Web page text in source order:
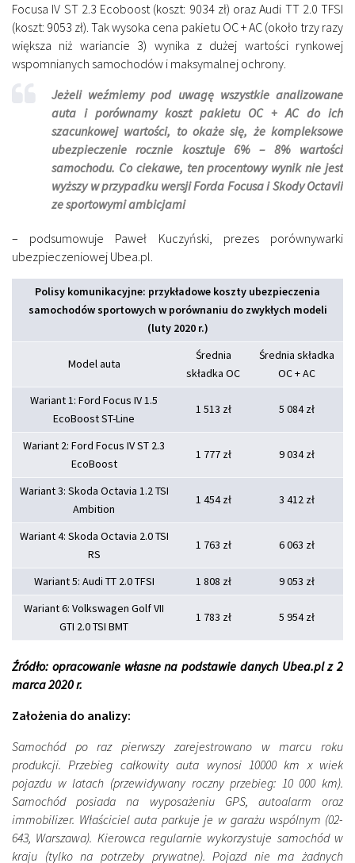
Focusa IV ST 2.3 Ecoboost (koszt: 9034 zł) oraz Audi TT 2.0 TFSI
(koszt: 9053 zł). Tak wysoka cena pakietu OC + AC (około trzy razy
większa niż wariancie 3) wynika z dużej wartości rynkowej
wspomnianych samochodów i maksymalnej ochrony.
Jeżeli weźmiemy pod uwagę wszystkie analizowane
auta i porównamy koszt pakietu OC + AC do ich
szacunkowej wartości, to okaże się, że kompleksowe
ubezpieczenie rocznie kosztuje 6% – 8% wartości
samochodu. Co ciekawe, ten procentowy wynik nie jest
wyższy w przypadku wersji Forda Focusa i Skody Octavii
ze sportowymi ambicjami
– podsumowuje Paweł Kuczyński, prezes porównywarki
ubezpieczeniowej Ubea.pl.
Polisy komunikacyjne: przykładowe koszty ubezpieczenia
samochodów sportowych w porównaniu do zwykłych modeli
(luty 2020 r.)
Model auta
Średnia
składka OC
Średnia składka
OC + AC
Wariant 1: Ford Focus IV 1.5
EcoBoost ST-Line
1 513 zł 5 084 zł
Wariant 2: Ford Focus IV ST 2.3
EcoBoost
1 777 zł 9 034 zł
Wariant 3: Skoda Octavia 1.2 TSI
Ambition
1 454 zł 3 412 zł
Wariant 4: Skoda Octavia 2.0 TSI
RS
1 763 zł 6 063 zł
Wariant 5: Audi TT 2.0 TFSI 1 808 zł
9 053 zł
Wariant 6: Volkswagen Golf VII
GTI 2.0 TSI BMT
1 783 zł 5 954 zł
Źródło: opracowanie własne na podstawie danych Ubea.pl z 2
marca 2020 r.
Założenia do analizy:
Samochód po raz pierwszy zarejestrowano w marcu roku
produkcji. Przebieg całkowity auta wynosi 10000 km x wiek
pojazdu w latach (przewidywany roczny przebieg: 10 000 km).
Samochód posiada na wyposażeniu GPS, autoalarm oraz
immobilizer. Właściciel auta parkuje je w garażu wspólnym (02-
643, Warszawa). Kierowca regularnie wykorzystuje samochód w
kraju (tylko na potrzeby prywatne). Pojazd nie ma żadnych